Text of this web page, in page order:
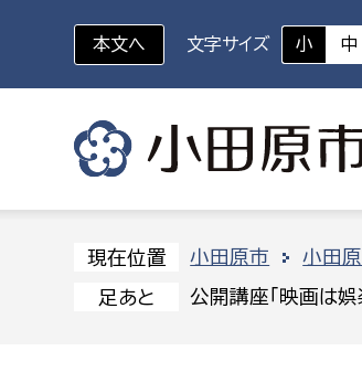
いざというときに
対象者を選択
組織から探す
部に属さない室
本文へ 文字サイズ 小 中
現在位置 小田原市 小田
足あと 公開講座「映画は娯